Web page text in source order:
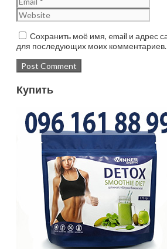
Сохранить моё имя, email и адрес
для последующих моих комментариев.
Купить